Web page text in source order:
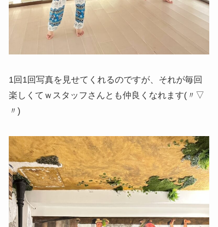
1回1回写真を見せてくれるのですが、それが毎回
楽しくてｗスタッフさんとも仲良くなれます(〃▽
〃)